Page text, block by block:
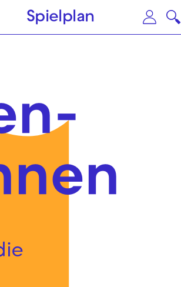
springen
Spielplan